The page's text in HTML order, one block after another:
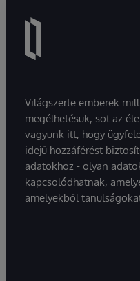
Világszerte emberek
megélhetésük, sőt az
vagyunk itt, hogy
idejű hozzáférést
adatokhoz - olyan
kapcsolódhatnak,
amelyekből